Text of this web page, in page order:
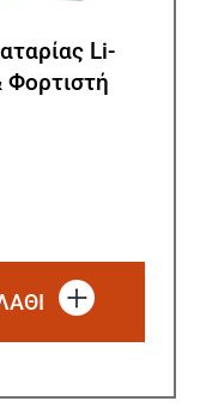
Li-